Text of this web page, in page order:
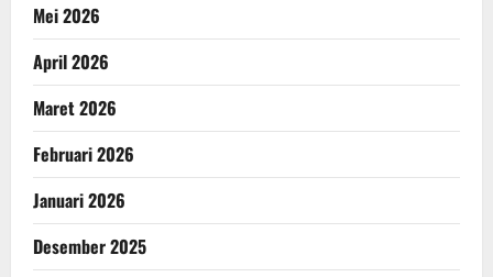
Mei 2026
April 2026
Maret 2026
Februari 2026
Januari 2026
Desember 2025